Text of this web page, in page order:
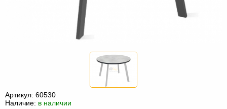
мешки
Мебель
Артикул: 60530
Наличие: в наличии